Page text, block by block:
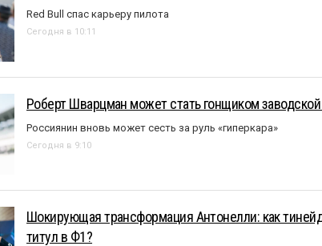
Red Bull спас карьеру пилота
Сегодня в 10:11
Роберт Шварцман может стать гонщиком
Россиянин вновь может сесть за руль «гиперкара»
Сегодня в 9:10
Шокирующая трансформация Антонелли: как
титул в Ф1?